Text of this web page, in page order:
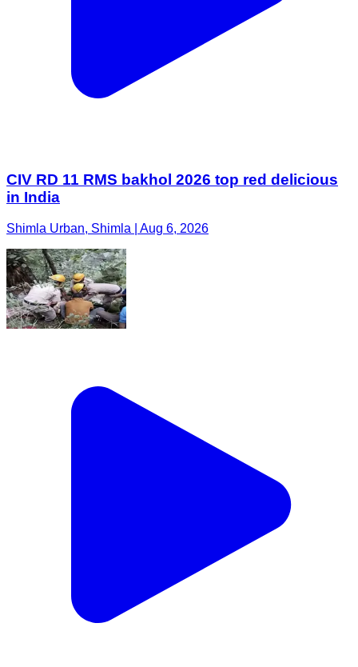
CIV RD 11 RMS bakhol 2026 top red delicious
in India
Shimla Urban, Shimla | Aug 6, 2026